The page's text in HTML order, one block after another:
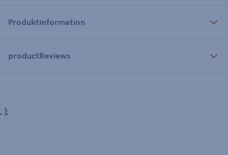
Produktinformation
productReviews
, ];